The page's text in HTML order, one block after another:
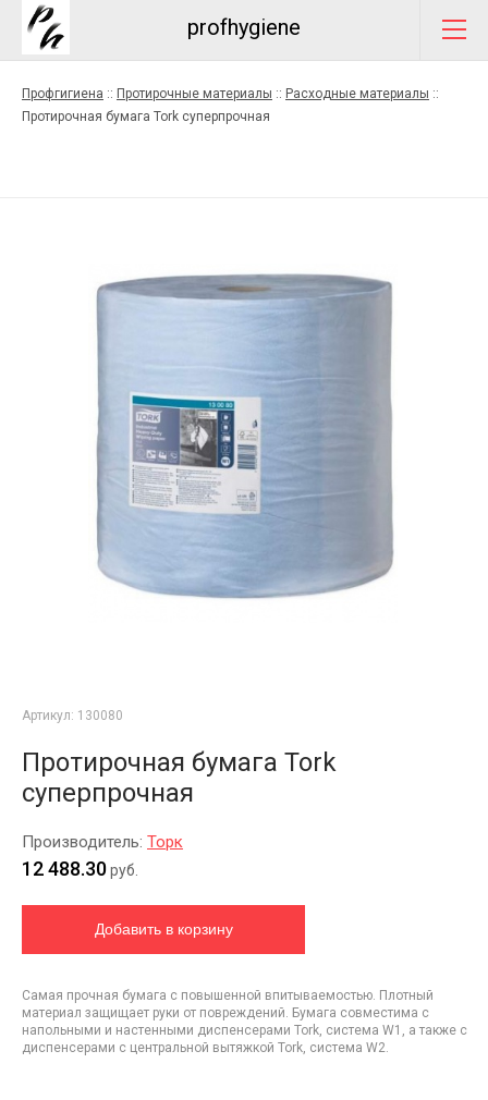
profhygiene
Профгигиена :: Протирочные материалы :: Расходные материалы ::
Протирочная бумага Tork суперпрочная
Артикул: 130080
Протирочная бумага Tork
суперпрочная
Производитель: Торк
12 488.30руб.
Самая прочная бумага с повышенной впитываемостью. Плотный
материал защищает руки от повреждений. Бумага совместима с
напольными и настенными диспенсерами Tork, система W1, а также с
диспенсерами с центральной вытяжкой Tork, система W2.